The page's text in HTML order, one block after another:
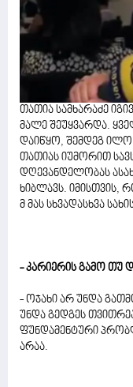
თათია სამხარაძე
მალე შეუყვარდა.
დაიწყო, შემდეგ
თათიას იუმორით
დღევანდელობას
ხიბლავს. იმისთვის,
მ მას სხვადასხვა
- კარიერის გამო თუ
- ოჯახი არ უნდა
უნდა გედგეს
ფუნდამენტური
არაა.